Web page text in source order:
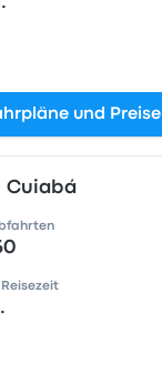
und Preise
Cuiabá